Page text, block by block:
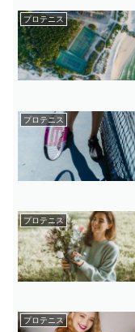
プロテニス
プロテニス
プロテニス
プロテニス